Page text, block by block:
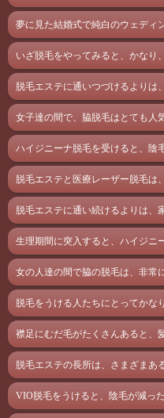
夢に見た結婚式で純白のウェディ
いざ脱毛をやってみると、かなり
脱毛エステに通いつづけるよりは
女子達の間で、脇脱毛はとても人
ハイジニーナ脱毛を受けると、陰
脱毛エステと医療レーザー脱毛は
脱毛エステに通い続けるよりは、
生理期間に突入すると、ハイジニ
女の人達の間で脇の脱毛は、非常
脱毛をうける人たちにとってかな
襟足にむだ毛がたくさんあると、
脱毛エステの長所は、さまざまあ
VIO脱毛をうけると、陰毛が減っ